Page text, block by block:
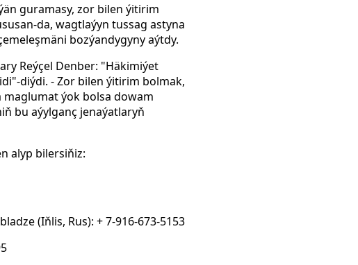
guramasy, zor bilen ýitirim
da, wagtlaýyn tussag astyna
bozýandygyny aýtdy.
Reýçel Denber: "Häkimiýet
diýdi. - Zor bilen ýitirim bolmak,
ýok bolsa dowam
bu aýylganç jenaýatlaryň
alyp bilersiňiz:
(Iňlis, Rus): + 7-916-673-5153